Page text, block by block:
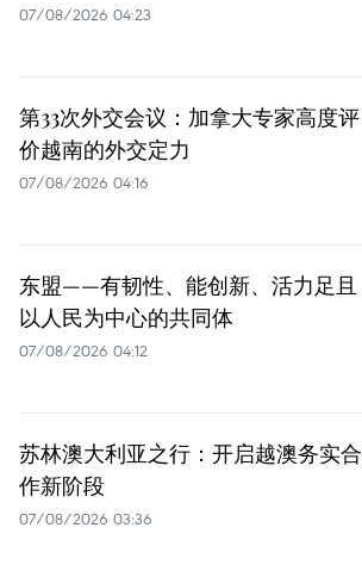
07/08/2026 04:23
第33次外交会议：加拿大专家高度评
价越南的外交定力
07/08/2026 04:16
东盟——有韧性、能创新、活力足且
以人民为中心的共同体
07/08/2026 04:12
苏林澳大利亚之行：开启越澳务实合
作新阶段
07/08/2026 03:36